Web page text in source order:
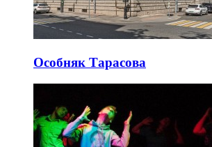
Особняк Тарасова